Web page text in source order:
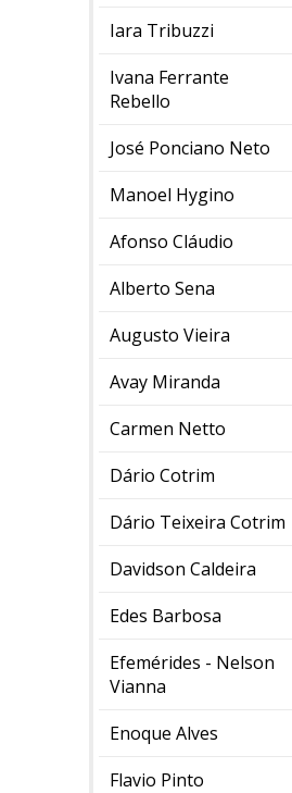
Iara Tribuzzi
Ivana Ferrante
Rebello
José Ponciano Neto
Manoel Hygino
Afonso Cláudio
Alberto Sena
Augusto Vieira
Avay Miranda
Carmen Netto
Dário Cotrim
Dário Teixeira Cotrim
Davidson Caldeira
Edes Barbosa
Efemérides - Nelson
Vianna
Enoque Alves
Flavio Pinto